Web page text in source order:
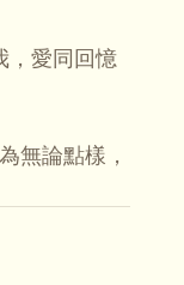
，愛同回憶
無論點樣，